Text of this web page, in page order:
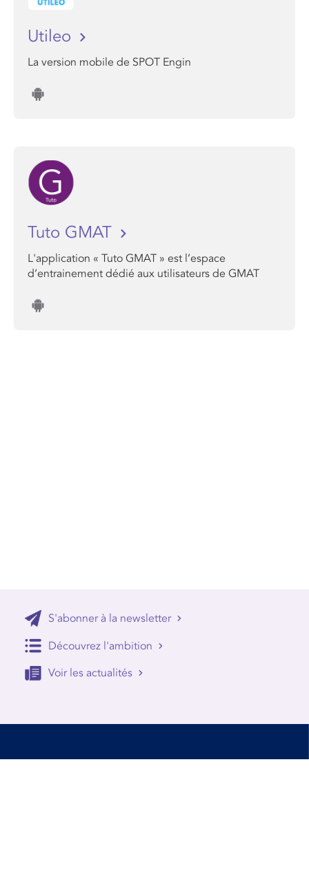
Utileo
La version mobile de SPOT Engin
Tuto GMAT
L'application « Tuto GMAT » est l’espace
d’entrainement dédié aux utilisateurs de GMAT
S'abonner à la newsletter
Découvrez l'ambition
Voir les actualités